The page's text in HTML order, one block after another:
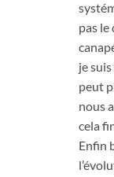
pas
je
peut
nous
cela
Enfin